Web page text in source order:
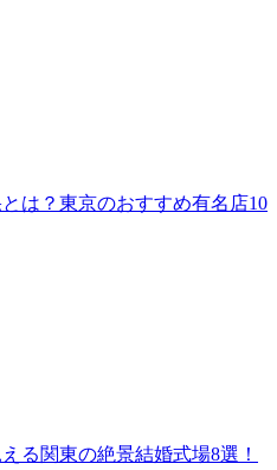
は？東京のおすすめ有名店10
える関東の絶景結婚式場8選！